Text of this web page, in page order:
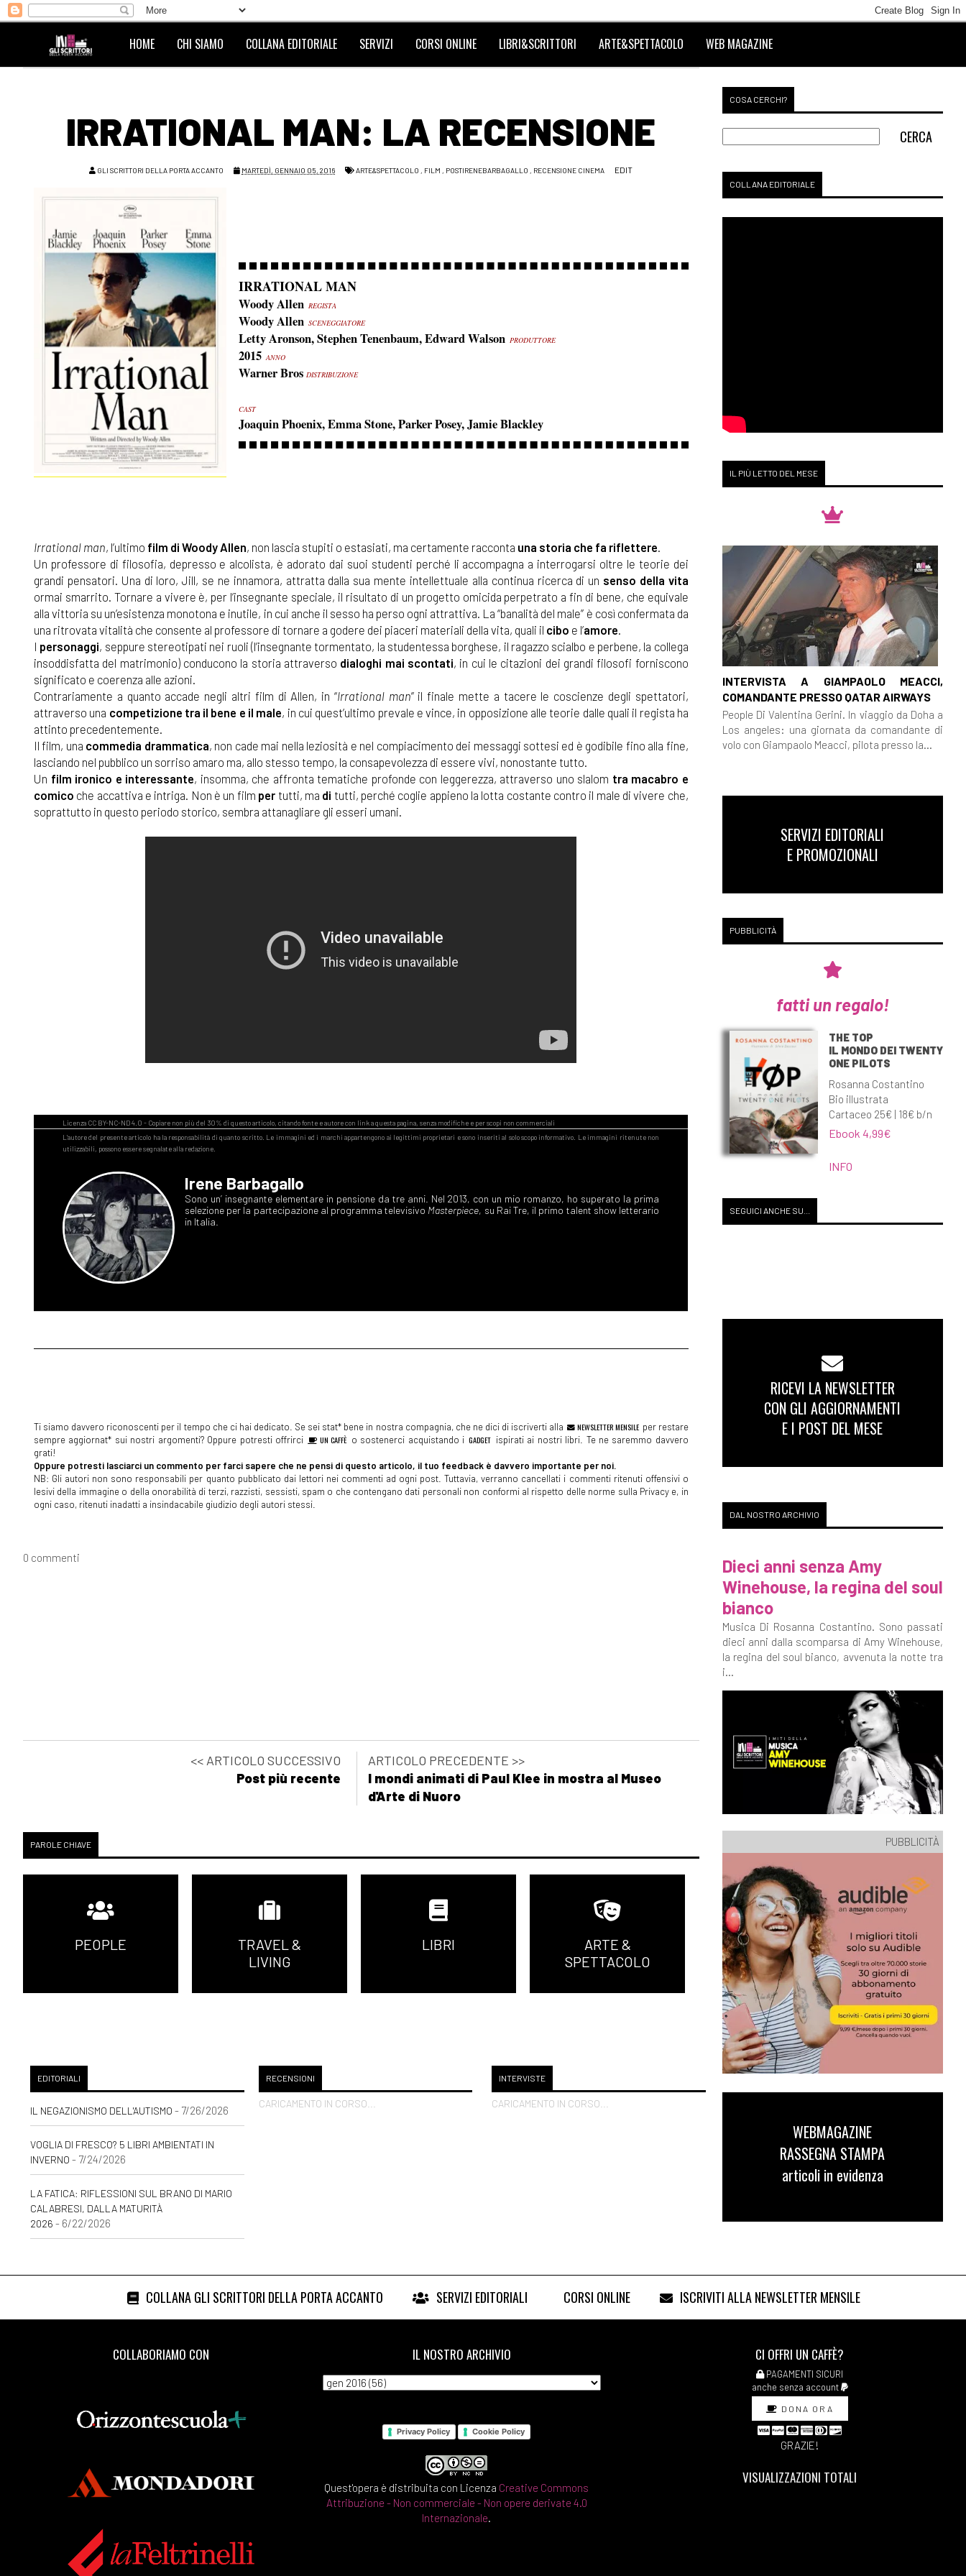
HOME CHI SIAMO COLLANA EDITORIALE SERVIZI CORSI ONLINE LIBRI&SCRITTORI ARTE&SPETTACOLO WEB MAGAZINE
IRRATIONAL MAN: LA RECENSIONE
GLI SCRITTORI DELLA PORTA ACCANTO MARTEDÌ, GENNAIO 05, 2016 ARTE&SPETTACOLO , FILM , POSTIRENEBARBAGALLO , RECENSIONE CINEMA EDIT
IRRATIONAL MAN
Woody Allen REGISTA
Woody Allen SCENEGGIATORE
Letty Aronson, Stephen Tenenbaum, Edward Walson PRODUTTORE
2015 ANNO
Warner Bros DISTRIBUZIONE
CAST
Joaquin Phoenix, Emma Stone, Parker Posey, Jamie Blackley
Irrational man, l’ultimo film di Woody Allen, non lascia stupiti o estasiati, ma certamente racconta una storia che fa riflettere.
Un professore di filosofia, depresso e alcolista, è adorato dai suoi studenti perché li accompagna a interrogarsi oltre le teorie dei
grandi pensatori. Una di loro, Jill, se ne innamora, attratta dalla sua mente intellettuale alla continua ricerca di un senso della vita
ormai smarrito. Tornare a vivere è, per l’insegnante speciale, il risultato di un progetto omicida perpetrato a fin di bene, che equivale
alla vittoria su un’esistenza monotona e inutile, in cui anche il sesso ha perso ogni attrattiva. La “banalità del male” è così confermata da
una ritrovata vitalità che consente al professore di tornare a godere dei piaceri materiali della vita, quali il cibo e l’amore.
I personaggi, seppure stereotipati nei ruoli (l’insegnante tormentato, la studentessa borghese, il ragazzo scialbo e perbene, la collega
insoddisfatta del matrimonio) conducono la storia attraverso dialoghi mai scontati, in cui le citazioni dei grandi filosofi forniscono
significato e coerenza alle azioni.
Contrariamente a quanto accade negli altri film di Allen, in “Irrational man” il finale mette a tacere le coscienze degli spettatori,
attraverso una competizione tra il bene e il male, in cui quest’ultimo prevale e vince, in opposizione alle teorie dalle quali il regista ha
attinto precedentemente.
Il film, una commedia drammatica, non cade mai nella leziosità e nel compiacimento dei messaggi sottesi ed è godibile fino alla fine,
lasciando nel pubblico un sorriso amaro ma, allo stesso tempo, la consapevolezza di essere vivi, nonostante tutto.
Un film ironico e interessante, insomma, che affronta tematiche profonde con leggerezza, attraverso uno slalom tra macabro e
comico che accattiva e intriga. Non è un film per tutti, ma di tutti, perché coglie appieno la lotta costante contro il male di vivere che,
soprattutto in questo periodo storico, sembra attanagliare gli esseri umani.
Irene Barbagallo
Sono un’ insegnante elementare in pensione da tre anni. Nel 2013, con un mio romanzo, ho superato la prima
selezione per la partecipazione al programma televisivo Masterpiece, su Rai Tre, il primo talent show letterario
in Italia.
Ti siamo davvero riconoscenti per il tempo che ci hai dedicato. Se sei stat* bene in nostra compagnia, che ne dici di iscriverti alla NEWSLETTER MENSILE per restare
sempre aggiornat* sui nostri argomenti? Oppure potresti offrirci
UN CAFFÈ o sostenerci acquistando i GADGET ispirati ai nostri libri. Te ne saremmo davvero
grati!
Oppure potresti lasciarci un commento per farci sapere che ne pensi di questo articolo, il tuo feedback è davvero importante per noi.
NB: Gli autori non sono responsabili per quanto pubblicato dai lettori nei commenti ad ogni post. Tuttavia, verranno cancellati i commenti ritenuti offensivi o
lesivi della immagine o della onorabilità di terzi, razzisti, sessisti, spam o che contengano dati personali non conformi al rispetto delle norme sulla Privacy e, in
ogni caso, ritenuti inadatti a insindacabile giudizio degli autori stessi.
0 commenti
<< ARTICOLO SUCCESSIVO
Post più recente
ARTICOLO PRECEDENTE >>
I mondi animati di Paul Klee in mostra al Museo
d'Arte di Nuoro
PAROLE CHIAVE
PEOPLE
TRAVEL &
LIVING
LIBRI
ARTE &
SPETTACOLO
EDITORIALI
IL NEGAZIONISMO DELL'AUTISMO - 7/26/2026
VOGLIA DI FRESCO? 5 LIBRI AMBIENTATI IN
INVERNO - 7/24/2026
LA FATICA: RIFLESSIONI SUL BRANO DI MARIO
CALABRESI, DALLA MATURITÀ
2026 - 6/22/2026
RECENSIONI
CARICAMENTO IN CORSO...
INTERVISTE
CARICAMENTO IN CORSO...
COSA CERCHI?
COLLANA EDITORIALE
IL PIÙ LETTO DEL MESE
INTERVISTA A GIAMPAOLO MEACCI,
COMANDANTE PRESSO QATAR AIRWAYS
People Di Valentina Gerini. In viaggio da Doha a
Los angeles: una giornata da comandante di
volo con Giampaolo Meacci, pilota presso la...
SERVIZI EDITORIALI
E PROMOZIONALI
PUBBLICITÀ
fatti un regalo!
THE TOP
IL MONDO DEI TWENTY
ONE PILOTS
Rosanna Costantino
Bio illustrata
Cartaceo 25€ | 18€ b/n
Ebook 4,99€
INFO
SEGUICI ANCHE SU...
RICEVI LA NEWSLETTER
CON GLI AGGIORNAMENTI
E I POST DEL MESE
DAL NOSTRO ARCHIVIO
Dieci anni senza Amy
Winehouse, la regina del soul
bianco
Musica Di Rosanna Costantino. Sono passati
dieci anni dalla scomparsa di Amy Winehouse,
la regina del soul bianco, avvenuta la notte tra
i...
PUBBLICITÀ
WEBMAGAZINE
RASSEGNA STAMPA
articoli in evidenza
COLLANA GLI SCRITTORI DELLA PORTA ACCANTO SERVIZI EDITORIALI CORSI ONLINE ISCRIVITI ALLA NEWSLETTER MENSILE
COLLABORIAMO CON IL NOSTRO ARCHIVIO
Privacy Policy Cookie Policy
Quest'opera è distribuita con Licenza Creative Commons
Attribuzione - Non commerciale - Non opere derivate 4.0
Internazionale.
CI OFFRI UN CAFFÈ?
PAGAMENTI SICURI
anche senza account
DONA ORA
GRAZIE!
VISUALIZZAZIONI TOTALI